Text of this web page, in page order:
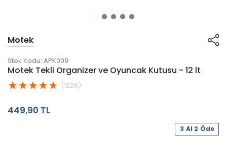
Motek
Stok Kodu: APK009
Motek Tekli Organizer ve Oyuncak Kutusu - 12 lt
(1228)
449,90 TL
3 Al 2 Öde